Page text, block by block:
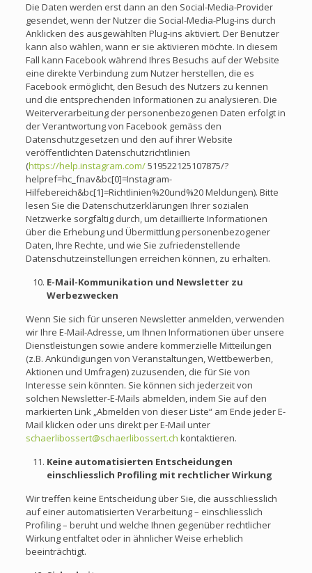
Die Daten werden erst dann an den Social-Media-Provider
gesendet, wenn der Nutzer die Social-Media-Plug-ins durch
Anklicken des ausgewählten Plug-ins aktiviert. Der Benutzer
kann also wählen, wann er sie aktivieren möchte. In diesem
Fall kann Facebook während Ihres Besuchs auf der Website
eine direkte Verbindung zum Nutzer herstellen, die es
Facebook ermöglicht, den Besuch des Nutzers zu kennen
und die entsprechenden Informationen zu analysieren. Die
Weiterverarbeitung der personenbezogenen Daten erfolgt in
der Verantwortung von Facebook gemäss den
Datenschutzgesetzen und den auf ihrer Website
veröffentlichten Datenschutzrichtlinien
(https://help.instagram.com/519522125107875/?
helpref=hc_fnav&bc[0]=Instagram-
Hilfebereich&bc[1]=Richtlinien%20und%20 Meldungen). Bitte
lesen Sie die Datenschutzerklärungen Ihrer sozialen
Netzwerke sorgfältig durch, um detaillierte Informationen
über die Erhebung und Übermittlung personenbezogener
Daten, Ihre Rechte, und wie Sie zufriedenstellende
Datenschutzeinstellungen erreichen können, zu erhalten.
E-Mail-Kommunikation und Newsletter zu
Werbezwecken
Wenn Sie sich für unseren Newsletter anmelden, verwenden
wir Ihre E-Mail-Adresse, um Ihnen Informationen über unsere
Dienstleistungen sowie andere kommerzielle Mitteilungen
(z.B. Ankündigungen von Veranstaltungen, Wettbewerben,
Aktionen und Umfragen) zuzusenden, die für Sie von
Interesse sein könnten. Sie können sich jederzeit von
solchen Newsletter-E-Mails abmelden, indem Sie auf den
markierten Link „Abmelden von dieser Liste“ am Ende jeder E-
Mail klicken oder uns direkt per E-Mail unter
schaerlibossert@schaerlibossert.ch kontaktieren.
Keine automatisierten Entscheidungen
einschliesslich Profiling mit rechtlicher Wirkung
Wir treffen keine Entscheidung über Sie, die ausschliesslich
auf einer automatisierten Verarbeitung – einschliesslich
Profiling – beruht und welche Ihnen gegenüber rechtlicher
Wirkung entfaltet oder in ähnlicher Weise erheblich
beeinträchtigt.